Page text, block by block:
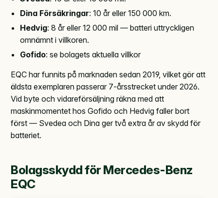
Dina Försäkringar: 10 år eller 150 000 km.
Hedvig: 8 år eller 12 000 mil — batteri uttryckligen
omnämnt i villkoren.
Gofido: se bolagets aktuella villkor
EQC har funnits på marknaden sedan 2019, vilket gör att
äldsta exemplaren passerar 7-årsstrecket under 2026.
Vid byte och vidareförsäljning räkna med att
maskinmomentet hos Gofido och Hedvig faller bort
först — Svedea och Dina ger två extra år av skydd för
batteriet.
Bolagsskydd för Mercedes-Benz
EQC